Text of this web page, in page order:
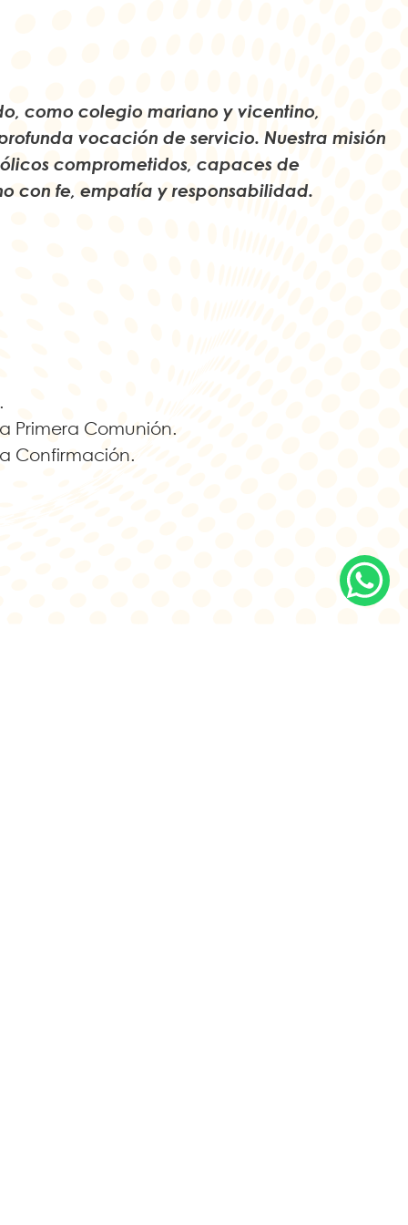
como colegio mariano y vicentino,
vocación de servicio. Nuestra misión
comprometidos, capaces de
con fe, empatía y responsabilidad.
Primera Comunión.
Confirmación.